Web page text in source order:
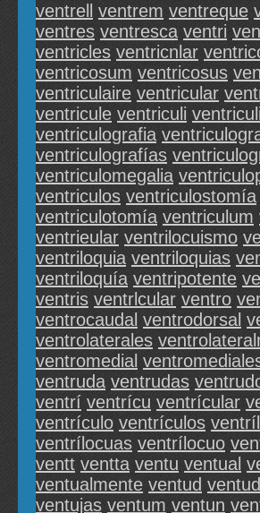
ventrell
ventrem ventreque
ventres ventresca ventri
ventricles ventricnlar
ventricosum ventricosus
ventriculaire ventricular
ventricule ventriculi
ventriculografia
ventriculografías
ventriculomegalia
ventriculos ventriculostomía
ventriculotomía ventriculum
ventrieular ventrilocuismo
ventriloquia ventriloquias
ventriloquía ventripotente
ventris ventrlcular ventro
ventrocaudal ventrodorsal
ventrolaterales
ventromedial
ventruda ventrudas
ventrí ventrícu ventrícular
ventrículo ventrículos
ventrílocuas ventrílocuo
ventt ventta ventu ventual
ventualmente ventud
ventujas ventum ventun